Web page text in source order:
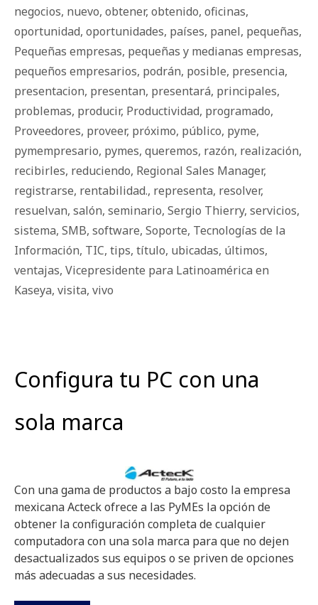
negocios, nuevo, obtener, obtenido, oficinas,
oportunidad, oportunidades, países, panel, pequeñas,
Pequeñas empresas, pequeñas y medianas empresas,
pequeños empresarios, podrán, posible, presencia,
presentacion, presentan, presentará, principales,
problemas, producir, Productividad, programado,
Proveedores, proveer, próximo, público, pyme,
pymempresario, pymes, queremos, razón, realización,
recibirles, reduciendo, Regional Sales Manager,
registrarse, rentabilidad., representa, resolver,
resuelvan, salón, seminario, Sergio Thierry, servicios,
sistema, SMB, software, Soporte, Tecnologías de la
Información, TIC, tips, título, ubicadas, últimos,
ventajas, Vicepresidente para Latinoamérica en
Kaseya, visita, vivo
Configura tu PC con una
sola marca
Con una gama de productos a bajo costo la empresa
mexicana Acteck ofrece a las PyMEs la opción de
obtener la configuración completa de cualquier
computadora con una sola marca para que no dejen
desactualizados sus equipos o se priven de opciones
más adecuadas a sus necesidades.